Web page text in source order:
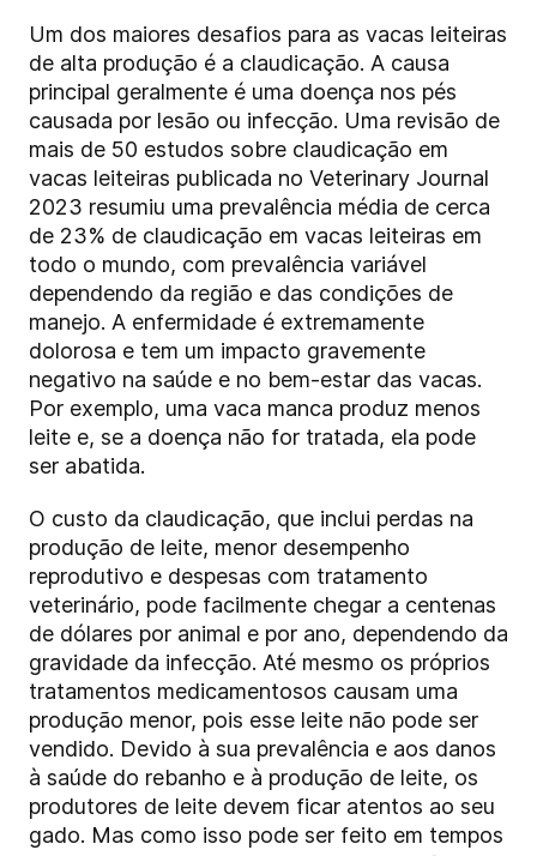
Um dos maiores desafios para as vacas leiteiras
de alta produção é a claudicação. A causa
principal geralmente é uma doença nos pés
causada por lesão ou infecção. Uma revisão de
mais de 50 estudos sobre claudicação em
vacas leiteiras publicada no Veterinary Journal
2023 resumiu uma prevalência média de cerca
de 23% de claudicação em vacas leiteiras em
todo o mundo, com prevalência variável
dependendo da região e das condições de
manejo. A enfermidade é extremamente
dolorosa e tem um impacto gravemente
negativo na saúde e no bem-estar das vacas.
Por exemplo, uma vaca manca produz menos
leite e, se a doença não for tratada, ela pode
ser abatida.
O custo da claudicação, que inclui perdas na
produção de leite, menor desempenho
reprodutivo e despesas com tratamento
veterinário, pode facilmente chegar a centenas
de dólares por animal e por ano, dependendo da
gravidade da infecção. Até mesmo os próprios
tratamentos medicamentosos causam uma
produção menor, pois esse leite não pode ser
vendido. Devido à sua prevalência e aos danos
à saúde do rebanho e à produção de leite, os
produtores de leite devem ficar atentos ao seu
gado. Mas como isso pode ser feito em tempos